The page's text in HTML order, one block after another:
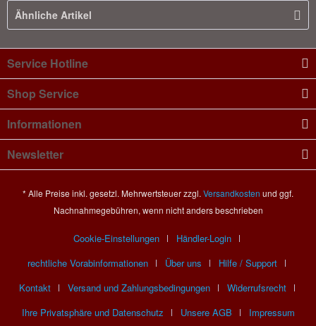
Ähnliche Artikel
Service Hotline
Shop Service
Informationen
Newsletter
* Alle Preise inkl. gesetzl. Mehrwertsteuer zzgl. Versandkosten und ggf.
Nachnahmegebühren, wenn nicht anders beschrieben
Cookie-Einstellungen
Händler-Login
rechtliche Vorabinformationen
Über uns
Hilfe / Support
Kontakt
Versand und Zahlungsbedingungen
Widerrufsrecht
Ihre Privatsphäre und Datenschutz
Unsere AGB Impressum